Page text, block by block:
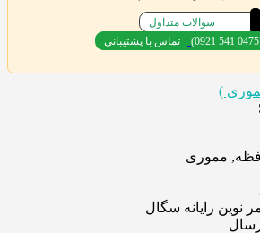
سوالات متداول
تماس با پشتیبانی
)
مموری
نوین رایانه سگال